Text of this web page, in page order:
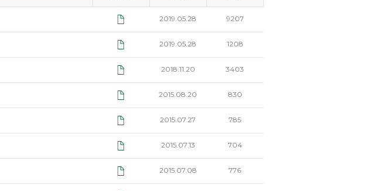
2019.05.28 9207
2019.05.28 1208
2018.11.20 3403
2015.08.20 830
2015.07.27 785
2015.07.13 704
2015.07.08 776